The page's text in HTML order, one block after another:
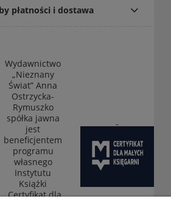
płatności i dostawa
Wydawnictwo
„Nieznany
Świat” Anna
Ostrzycka-
Rymuszko
spółka jawna
jest
beneficjentem
programu
własnego
Instytutu
Książki
„Certyfikat dla